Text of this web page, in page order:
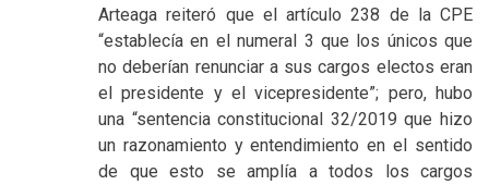
Arteaga reiteró que el artículo 238 de la CPE
“establecía en el numeral 3 que los únicos que
no deberían renunciar a sus cargos electos eran
el presidente y el vicepresidente”; pero, hubo
una “sentencia constitucional 32/2019 que hizo
un razonamiento y entendimiento en el sentido
de que esto se amplía a todos los cargos